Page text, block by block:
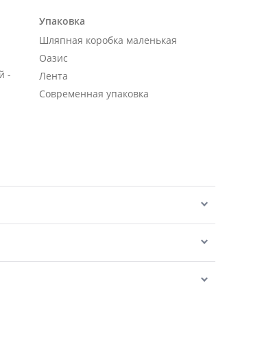
-
Упаковка
Шляпная коробка маленькая
Оазис
Лента
Современная упаковка